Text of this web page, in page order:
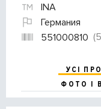
INA
Германия
551000810
УСІ
ФОТО І